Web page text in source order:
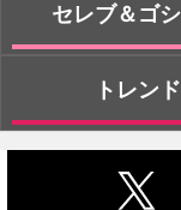
セレブ＆ゴ
トレンド